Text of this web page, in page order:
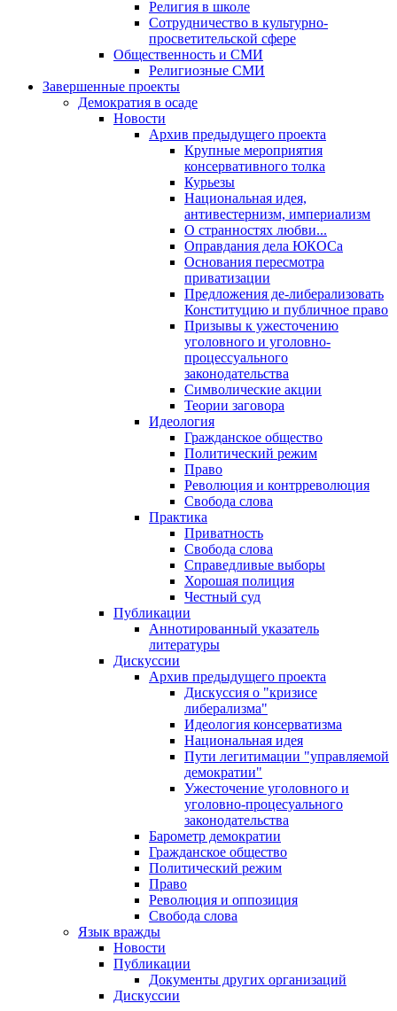
Религия в школе
Сотрудничество в культурно-
просветительской сфере
Общественность и СМИ
Религиозные СМИ
Завершенные проекты
Демократия в осаде
Новости
Архив предыдущего проекта
Крупные мероприятия
консервативного толка
Курьезы
Национальная идея,
антивестернизм, империализм
О странностях любви...
Оправдания дела ЮКОСа
Основания пересмотра
приватизации
Предложения де-либерализовать
Конституцию и публичное право
Призывы к ужесточению
уголовного и уголовно-
процессуального
законодательства
Символические акции
Теории заговора
Идеология
Гражданское общество
Политический режим
Право
Революция и контрреволюция
Свобода слова
Практика
Приватность
Свобода слова
Справедливые выборы
Хорошая полиция
Честный суд
Публикации
Аннотированный указатель
литературы
Дискуссии
Архив предыдущего проекта
Дискуссия о "кризисе
либерализма"
Идеология консерватизма
Национальная идея
Пути легитимации "управляемой
демократии"
Ужесточение уголовного и
уголовно-процесуального
законодательства
Барометр демократии
Гражданское общество
Политический режим
Право
Революция и оппозиция
Свобода слова
Язык вражды
Новости
Публикации
Документы других организаций
Дискуссии